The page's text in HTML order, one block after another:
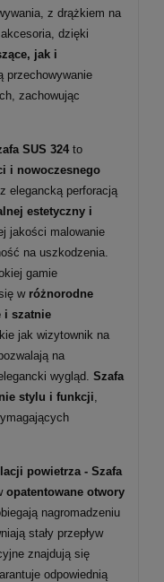
z drążkiem na
dzięki
jak i
przechowywanie
zachowując
SUS 324 to
i nowoczesnego
elegancką perforacją
estetyczny i
jakości malowanie
na uszkodzenia.
gamie
w różnorodne
i szatnie
jak wizytownik na
na
wygląd. Szafa
stylu i funkcji
powietrza - Szafa
opatentowane otwory
nagromadzeniu
stały przepływ
znajdują się
odpowiednią